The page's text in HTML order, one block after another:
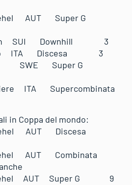
AUT Super G
SUI Downhill 3
ITA Discesa 3
SWE Super G
ITA Supercombinata
in Coppa del mondo:
AUT Discesa
AUT Combinata
AUT Super G 9